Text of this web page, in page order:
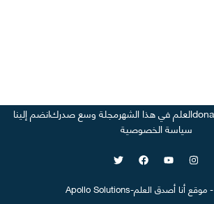
العلم في هذا الشهرمجلة وسع صدركانضم إلينا
سياسة الخصوصية
-موقع أنا أصدق العلم-
Apollo Solutions